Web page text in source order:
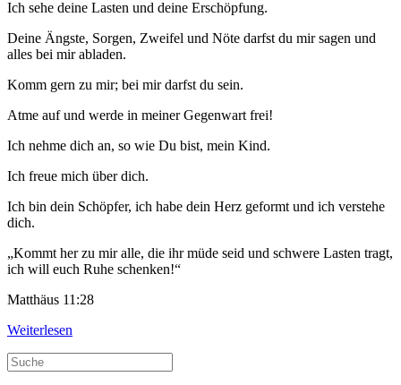
Ich sehe deine Lasten und deine Erschöpfung.
Deine Ängste, Sorgen, Zweifel und Nöte darfst du mir sagen und
alles bei mir abladen.
Komm gern zu mir; bei mir darfst du sein.
Atme auf und werde in meiner Gegenwart frei!
Ich nehme dich an, so wie Du bist, mein Kind.
Ich freue mich über dich.
Ich bin dein Schöpfer, ich habe dein Herz geformt und ich verstehe
dich.
„Kommt her zu mir alle, die ihr müde seid und schwere Lasten tragt,
ich will euch Ruhe schenken!“
Matthäus 11:28
Weiterlesen